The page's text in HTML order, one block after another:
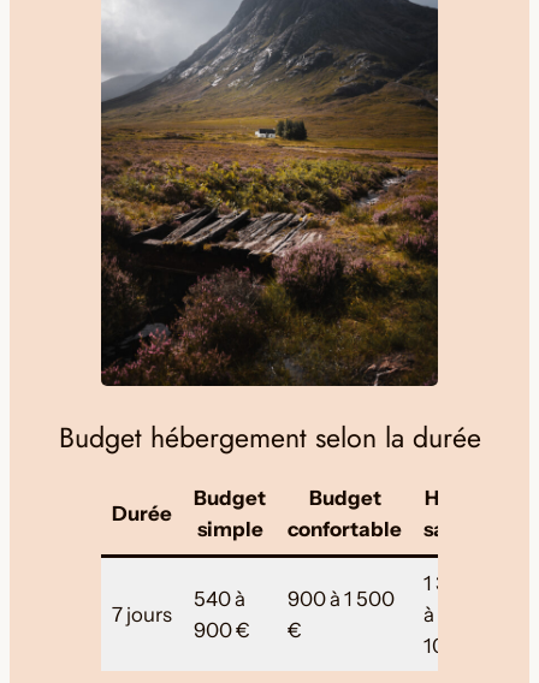
Budget hébergement selon la durée
Durée
Budget
simple
Budget
confortable
Haute
saison
7 jours
540 à
900 €
900 à 1 500
€
1 300
à 2
100 €